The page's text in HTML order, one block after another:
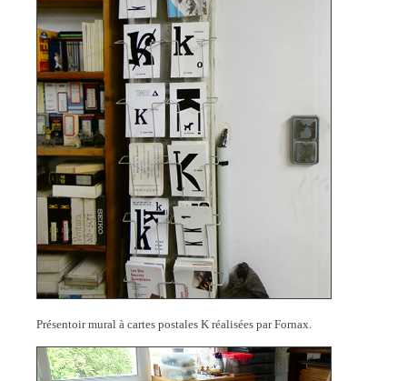
Présentoir mural à cartes postales K réalisées par Fornax.